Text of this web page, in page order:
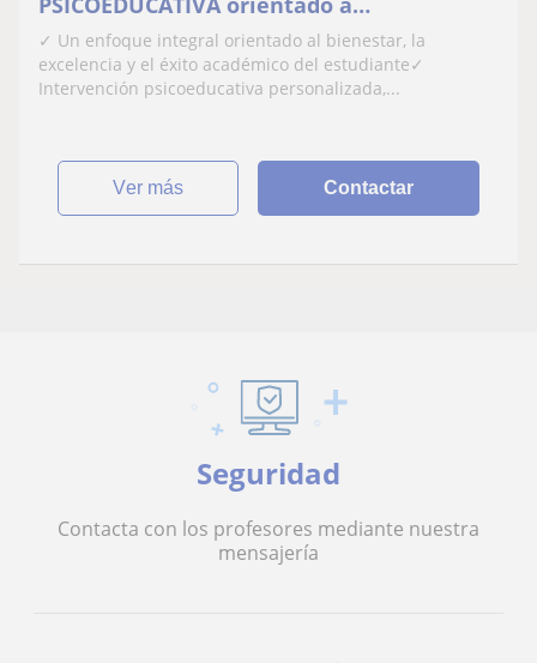
optimización del rendimiento académico,
mejora de la motivación y adquisición de
estrategias de aprendizaje en
EDUCACIÓN
✓ Un enfoque integral orientado al bienestar, la
excelencia y el éxito académico del estudiante✓
Intervención psicoeducativa personalizada,...
ver más Contactar
Seguridad
Contacta con los profesores mediante nuestra
mensajería